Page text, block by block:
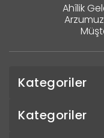
Ahîlik
Kategoriler
Kategoriler